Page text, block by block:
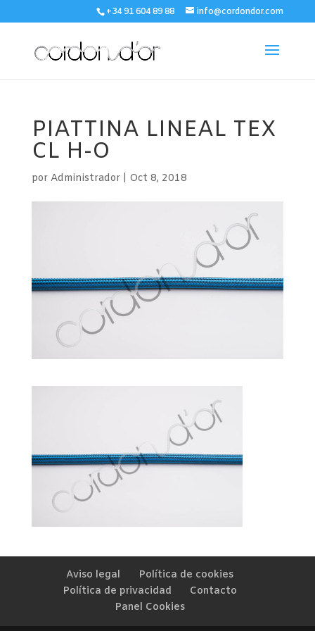
+34 91 604 89 88 info@cordondor.com
PIATTINA LINEAL TEX
CL H-O
por Administrador| Oct 8, 2018
Aviso legal
Política de cookies
Política de privacidad
Contacto
Panel Cookies